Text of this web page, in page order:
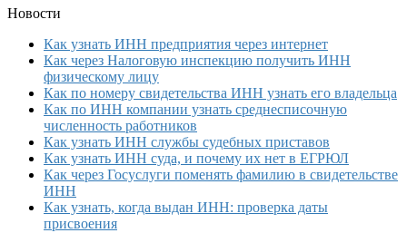
Новости
Как узнать ИНН предприятия через интернет
Как через Налоговую инспекцию получить ИНН
физическому лицу
Как по номеру свидетельства ИНН узнать его владельца
Как по ИНН компании узнать среднесписочную
численность работников
Как узнать ИНН службы судебных приставов
Как узнать ИНН суда, и почему их нет в ЕГРЮЛ
Как через Госуслуги поменять фамилию в свидетельстве
ИНН
Как узнать, когда выдан ИНН: проверка даты
присвоения